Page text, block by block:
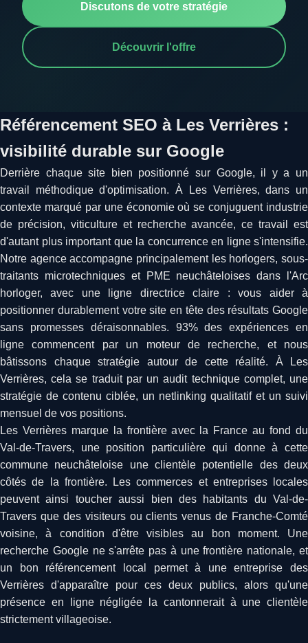
Discutons de votre stratégie
Découvrir l'offre
Référencement SEO à Les Verrières :
visibilité durable sur Google
Derrière chaque site bien positionné sur Google, il y a un
travail méthodique d'optimisation. À Les Verrières, dans un
contexte marqué par une économie où se conjuguent industrie
de précision, viticulture et recherche avancée, ce travail est
d'autant plus important que la concurrence en ligne s'intensifie.
Notre agence accompagne principalement les horlogers, sous-
traitants microtechniques et PME neuchâteloises dans l'Arc
horloger, avec une ligne directrice claire : vous aider à
positionner durablement votre site en tête des résultats Google
sans promesses déraisonnables. 93% des expériences en
ligne commencent par un moteur de recherche, et nous
bâtissons chaque stratégie autour de cette réalité. À Les
Verrières, cela se traduit par un audit technique complet, une
stratégie de contenu ciblée, un netlinking qualitatif et un suivi
mensuel de vos positions.
Les Verrières marque la frontière avec la France au fond du
Val-de-Travers, une position particulière qui donne à cette
commune neuchâteloise une clientèle potentielle des deux
côtés de la frontière. Les commerces et entreprises locales
peuvent ainsi toucher aussi bien des habitants du Val-de-
Travers que des visiteurs ou clients venus de Franche-Comté
voisine, à condition d'être visibles au bon moment. Une
recherche Google ne s'arrête pas à une frontière nationale, et
un bon référencement local permet à une entreprise des
Verrières d'apparaître pour ces deux publics, alors qu'une
présence en ligne négligée la cantonnerait à une clientèle
strictement villageoise.